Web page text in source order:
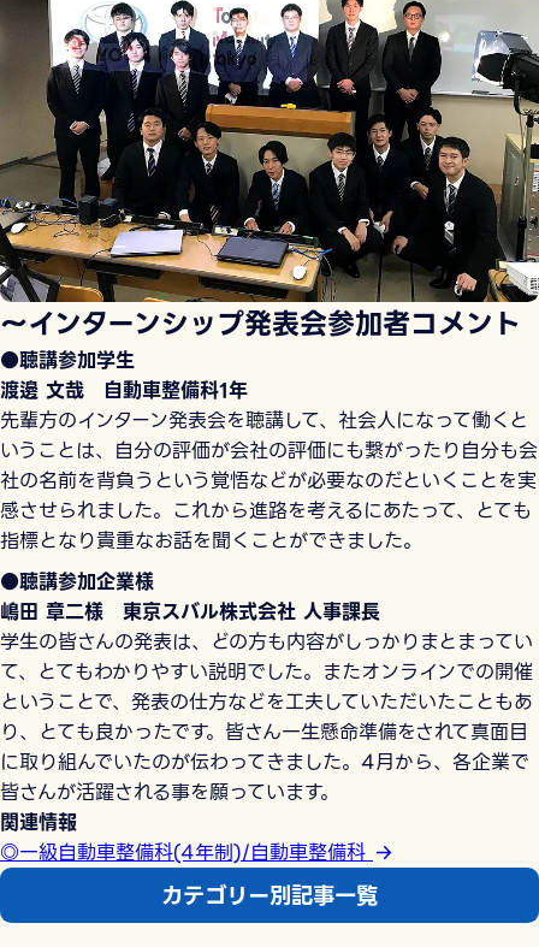
〜インターンシップ発表会参加者コメント
●聴講参加学生
渡邊 文哉 自動車整備科1年
先輩方のインターン発表会を聴講して、社会人になって働くと
いうことは、自分の評価が会社の評価にも繋がったり自分も会
社の名前を背負うという覚悟などが必要なのだといくことを実
感させられました。これから進路を考えるにあたって、とても
指標となり貴重なお話を聞くことができました。
●聴講参加企業様
嶋田 章二様 東京スバル株式会社 人事課長
学生の皆さんの発表は、どの方も内容がしっかりまとまってい
て、とてもわかりやすい説明でした。またオンラインでの開催
ということで、発表の仕方などを工夫していただいたこともあ
り、とても良かったです。皆さん一生懸命準備をされて真面目
に取り組んでいたのが伝わってきました。4月から、各企業で
皆さんが活躍される事を願っています。
関連情報
◎一級自動車整備科(4年制)/自動車整備科
カテゴリー別記事一覧